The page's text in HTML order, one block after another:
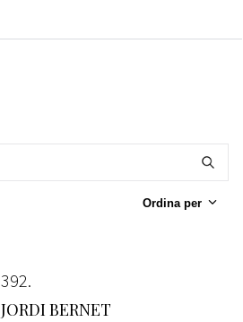
Ordina per
392
JORDI BERNET